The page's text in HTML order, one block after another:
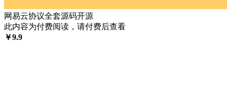
网易云协议全套源码开源
此内容为付费阅读，请付费后查看
￥9.9